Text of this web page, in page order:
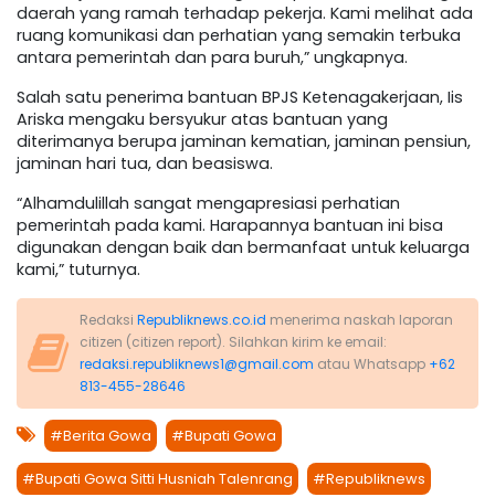
daerah yang ramah terhadap pekerja. Kami melihat ada
ruang komunikasi dan perhatian yang semakin terbuka
antara pemerintah dan para buruh,” ungkapnya.
Salah satu penerima bantuan BPJS Ketenagakerjaan, Iis
Ariska mengaku bersyukur atas bantuan yang
diterimanya berupa jaminan kematian, jaminan pensiun,
jaminan hari tua, dan beasiswa.
“Alhamdulillah sangat mengapresiasi perhatian
pemerintah pada kami. Harapannya bantuan ini bisa
digunakan dengan baik dan bermanfaat untuk keluarga
kami,” tuturnya.
Redaksi Republiknews.co.id menerima naskah laporan
citizen (citizen report). Silahkan kirim ke email:
redaksi.republiknews1@gmail.com atau Whatsapp +62
813-455-28646
#Berita Gowa #Bupati Gowa
#Bupati Gowa Sitti Husniah Talenrang #Republiknews